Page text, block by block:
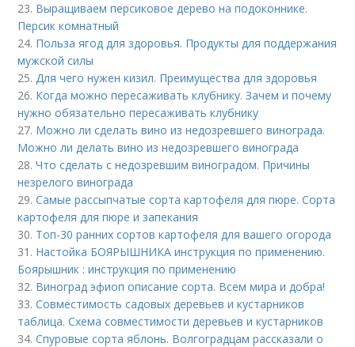
23. Выращиваем персиковое дерево на подоконнике.
Персик комнатный
24. Польза ягод для здоровья. Продукты для поддержания
мужской силы
25.Для чего нужен кизил. Преимущества для здоровья
26. Когда можно пересаживать клубнику. Зачем и почему
нужно обязательно пересаживать клубнику
27. Можно ли сделать вино из недозревшего винограда.
Можно ли делать вино из недозревшего винограда
28.Что сделать с недозревшим виноградом. Причины
незрелого винограда
29.Самые рассыпчатые сорта картофеля для пюре. Сорта
картофеля для пюре и запекания
30. Топ-30 ранних сортов картофеля для вашего огорода
31. Настойка БОЯРЫШНИКА инструкция по применению.
Боярышник : инструкция по применению
32. Виноград эфиоп описание сорта. Всем мира и добра!
33.Совместимость садовых деревьев и кустарников
таблица. Схема совместимости деревьев и кустарников
34.Спуровые сорта яблонь. Волгоградцам рассказали о